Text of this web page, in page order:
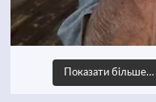
Показати більше…